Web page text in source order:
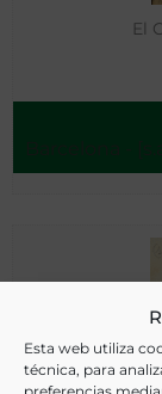
Esta web utiliza
técnica, para
El